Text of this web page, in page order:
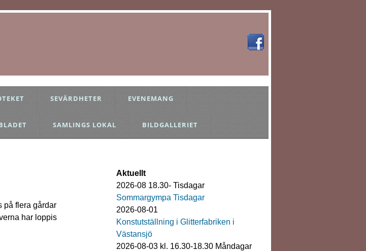
SEVÄRDHETER EVENEMANG
SAMLINGS LOKAL BILDGALLERIET
på flera gårdar
har loppis
Aktuellt
2026-08 18.30- Tisdagar
Sommargympa Tisdagar
2026-08-01
Konstutställning i Glitterfabriken i
Västansjö
2026-08-03 kl. 16.30-18.30 Måndagar